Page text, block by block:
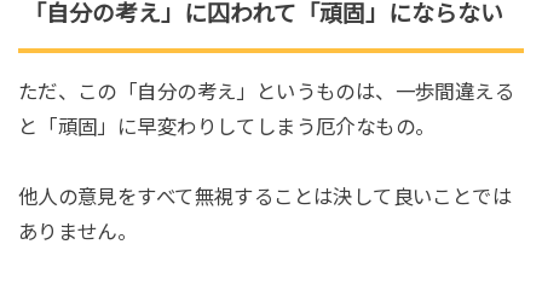
「自分の考え」に囚われて「頑固」にならない
ただ、この「自分の考え」というものは、一歩間違える
と「頑固」に早変わりしてしまう厄介なもの。
他人の意見をすべて無視することは決して良いことでは
ありません。